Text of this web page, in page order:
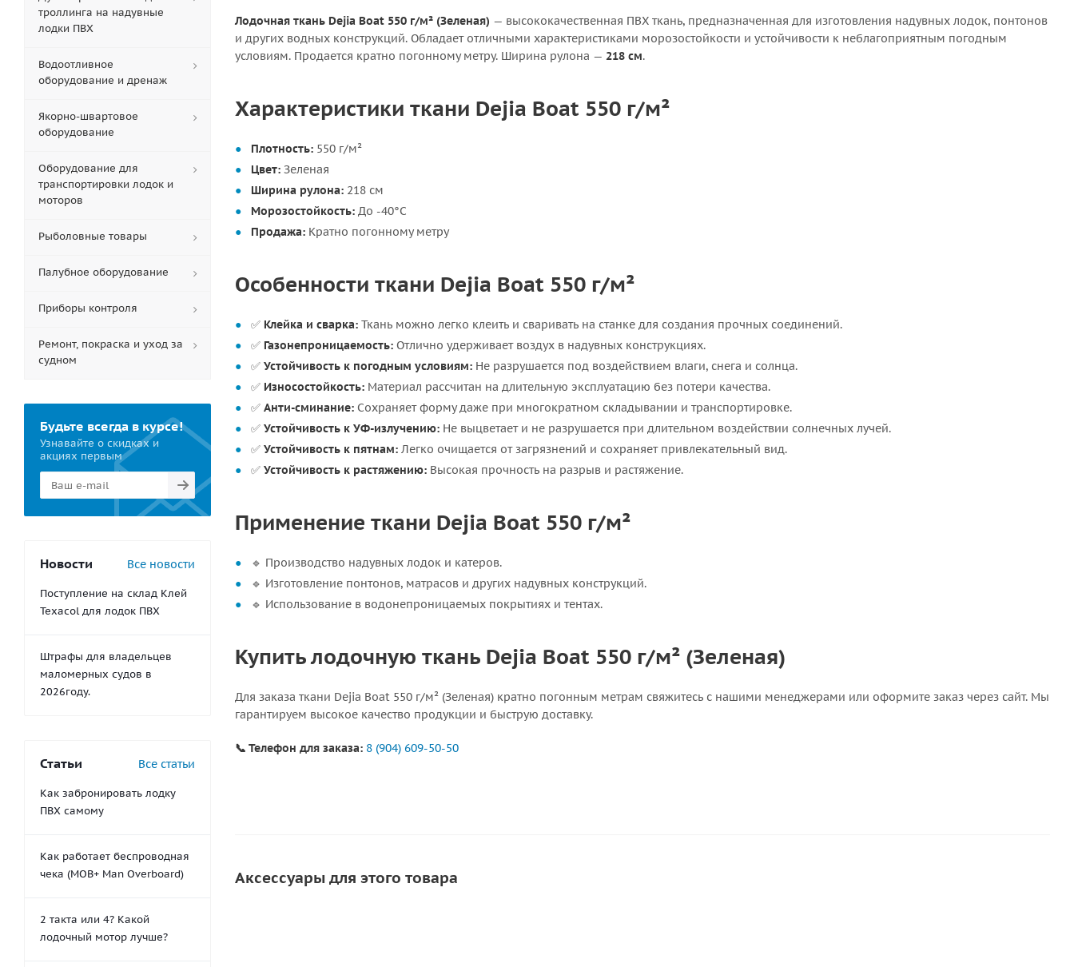
Лодочная ткань Dejia Boat 550 г/м² (Зеленая) — высококачественная ПВХ ткань, предназначенная для изготовления надувных лодок, понтонов
и других водных конструкций. Обладает отличными характеристиками морозостойкости и устойчивости к неблагоприятным погодным
условиям. Продается кратно погонному метру. Ширина рулона — 218 см.
Характеристики ткани Dejia Boat 550 г/м²
Плотность: 550 г/м²
Цвет: Зеленая
Ширина рулона: 218 см
Морозостойкость: До -40°C
Продажа: Кратно погонному метру
Особенности ткани Dejia Boat 550 г/м²
✅ Клейка и сварка: Ткань можно легко клеить и сваривать на станке для создания прочных соединений.
✅ Газонепроницаемость: Отлично удерживает воздух в надувных конструкциях.
✅ Устойчивость к погодным условиям: Не разрушается под воздействием влаги, снега и солнца.
✅ Износостойкость: Материал рассчитан на длительную эксплуатацию без потери качества.
✅ Анти-сминание: Сохраняет форму даже при многократном складывании и транспортировке.
✅ Устойчивость к УФ-излучению: Не выцветает и не разрушается при длительном воздействии солнечных лучей.
✅ Устойчивость к пятнам: Легко очищается от загрязнений и сохраняет привлекательный вид.
✅ Устойчивость к растяжению: Высокая прочность на разрыв и растяжение.
Применение ткани Dejia Boat 550 г/м²
🔹 Производство надувных лодок и катеров.
🔹 Изготовление понтонов, матрасов и других надувных конструкций.
🔹 Использование в водонепроницаемых покрытиях и тентах.
Купить лодочную ткань Dejia Boat 550 г/м² (Зеленая)
Для заказа ткани Dejia Boat 550 г/м² (Зеленая) кратно погонным метрам свяжитесь с нашими менеджерами или оформите заказ через сайт. Мы
гарантируем высокое качество продукции и быструю доставку.
📞 Телефон для заказа: 8 (904) 609-50-50
Аксессуары для этого товара
троллинга на надувные
лодки ПВХ
Водоотливное
оборудование и дренаж
Якорно-швартовое
оборудование
Оборудование для
транспортировки лодок и
моторов
Рыболовные товары
Палубное оборудование
Приборы контроля
Ремонт, покраска и уход за
судном
Будьте всегда в курсе!
Узнавайте о скидках и
акциях первым
Новости Все новости
Поступление на склад Клей
Texacol для лодок ПВХ
Штрафы для владельцев
маломерных судов в
2026году.
Статьи Все статьи
Как забронировать лодку
ПВХ самому
Как работает беспроводная
чека (MOB+ Man Overboard)
2 такта или 4? Какой
лодочный мотор лучше?